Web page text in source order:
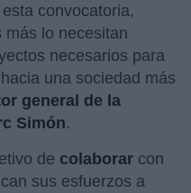
convocatoria,
más lo necesitan
necesarios para
una sociedad más
general de la
Simón.
de colaborar con
sus esfuerzos a